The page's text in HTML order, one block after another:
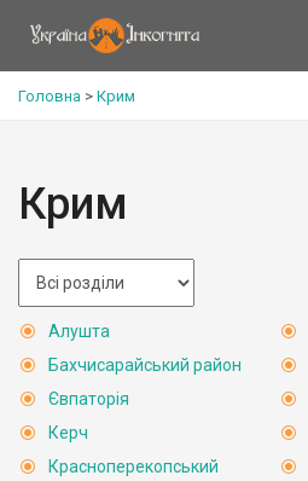
Головна > Крим
Крим
Алушта
Бахчисарайський район
Євпаторія
Керч
Красноперекопський